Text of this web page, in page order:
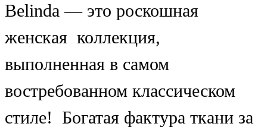
Belinda — это роскошная
женская коллекция,
выполненная в самом
востребованном классическом
стиле! Богатая фактура ткани за